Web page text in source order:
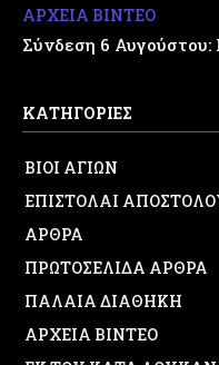
ΑΡΧΕΙΑ ΒΙΝΤΕΟ
Σύνδεση 6
ΚΑΤΗΓΟΡΙΕΣ
ΒΙΟΙ ΑΓΙΩΝ
ΕΠΙΣΤΟΛΑΙ
ΑΡΘΡΑ
ΠΡΩΤΟΣΕΛΙΔΑ ΑΡΘΡΑ
ΠΑΛΑΙΑ ΔΙΑΘΗΚΗ
ΑΡΧΕΙΑ ΒΙΝΤΕΟ